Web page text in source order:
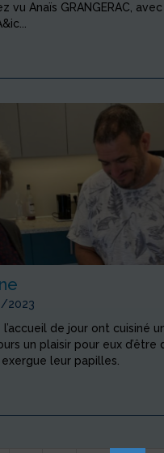
vu Anaïs GRANGERAC, avec
2023
l’accueil de jour ont cuisiné
un plaisir pour eux d’être
leur papilles.